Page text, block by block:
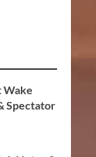
Wake
Spectator